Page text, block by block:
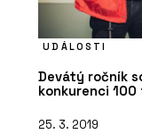
UDÁLOSTI
Devátý ročník
konkurenci 100
25. 3. 2019